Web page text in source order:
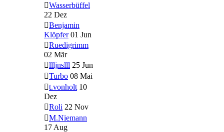
Wasserbüffel
22 Dez
Benjamin
Klöpfer 01 Jun
Ruedigrimm
02 Mär
llljnslll 25 Jun
Turbo 08 Mai
t.vonholt 10
Dez
Roli 22 Nov
M.Niemann
17 Aug